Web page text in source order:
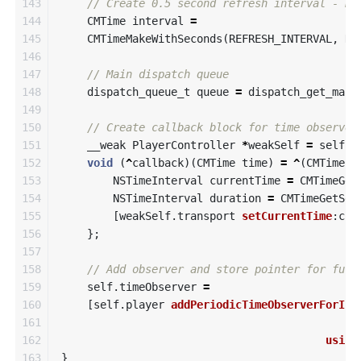
143
144
145
146
147
148
149
150
151
152
153
154
155
156
157
158
159
160
161
162
163
// Create 0.5 second refresh interval -
CMTime interval =
CMTimeMakeWithSeconds (REFRESH_INTERVAL,
// Main dispatch queue
dispatch_queue_t
queue =
// Create callback block for time observer
__weak PlayerController *weakSelf = self
void
(^callback)(CMTime time) = ^(CMTime
NSTimeInterval
currentTime =
NSTimeInterval
duration =
[weakSelf.transport setCurrentTime:
};
// Add observer and store pointer for
self.timeObserver =
[self. player
}